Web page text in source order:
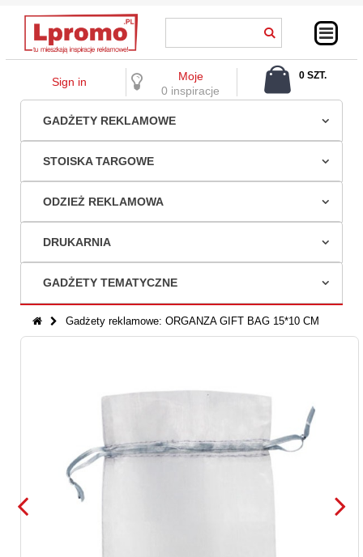
Sign in
Moje
0 inspiracje
0 SZT.
GADŻETY REKLAMOWE
STOISKA TARGOWE
ODZIEŻ REKLAMOWA
DRUKARNIA
GADŻETY TEMATYCZNE
Gadżety reklamowe: ORGANZA GIFT BAG 15*10 CM